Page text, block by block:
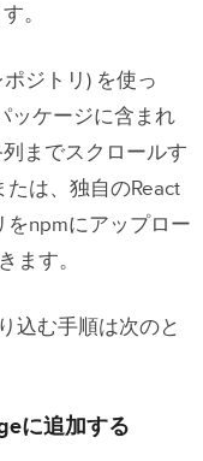
。
ジトリ) を使っ
ッケージに含まれ
までスクロールす
たは、独自のReact
npmにアップロー
ます。
込む手順は次のと
に追加する